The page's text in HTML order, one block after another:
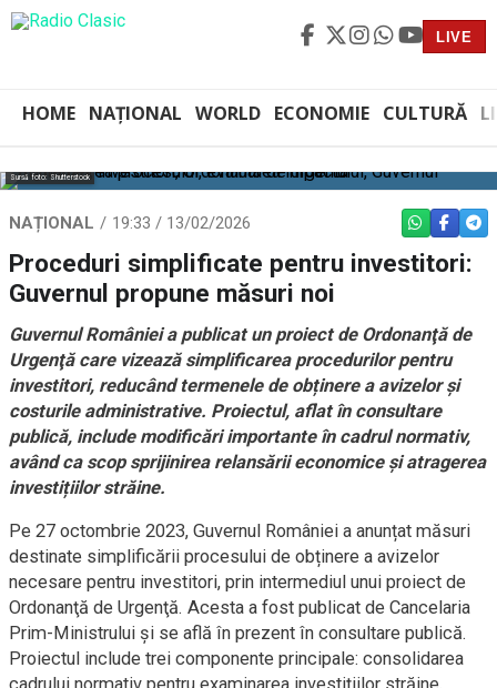
LIVE
HOME NAȚIONAL WORLD ECONOMIE CULTURĂ
Sursă foto: Shutterstock
NAȚIONAL 19:33 / 13/02/2026 WHATSAPP
Proceduri simplificate pentru investitori:
Guvernul propune măsuri noi
Guvernul României a publicat un proiect de Ordonanţă de
Urgenţă care vizează simplificarea procedurilor pentru
investitori, reducând termenele de obținere a avizelor și
costurile administrative. Proiectul, aflat în consultare
publică, include modificări importante în cadrul normativ,
având ca scop sprijinirea relansării economice și atragerea
investițiilor străine.
Pe 27 octombrie 2023, Guvernul României a anunțat măsuri
destinate simplificării procesului de obținere a avizelor
necesare pentru investitori, prin intermediul unui proiect de
Ordonanţă de Urgenţă. Acesta a fost publicat de Cancelaria
Prim-Ministrului și se află în prezent în consultare publică.
Proiectul include trei componente principale: consolidarea